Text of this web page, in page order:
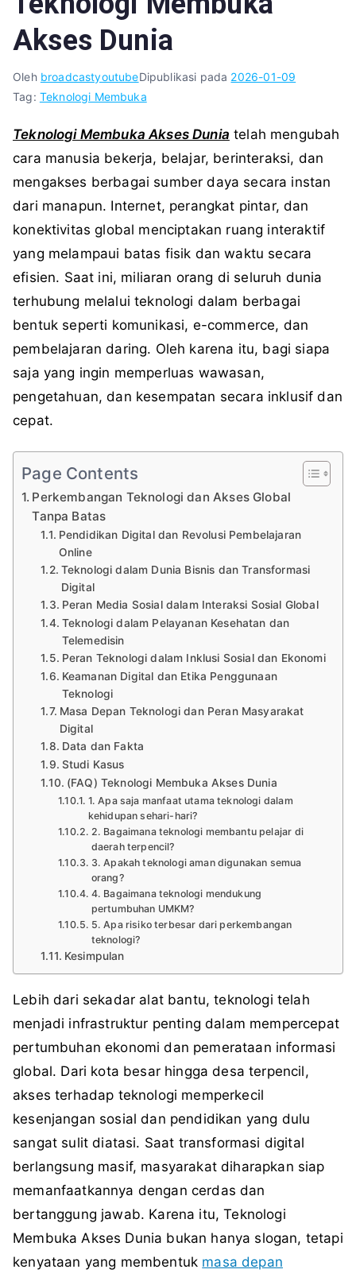
Akses Dunia
Oleh broadcastyoutubeDipublikasi pada 2026-01-09
Tag: Teknologi Membuka
Teknologi Membuka Akses Dunia telah mengubah
cara manusia bekerja, belajar, berinteraksi, dan
mengakses berbagai sumber daya secara instan
dari manapun. Internet, perangkat pintar, dan
konektivitas global menciptakan ruang interaktif
yang melampaui batas fisik dan waktu secara
efisien. Saat ini, miliaran orang di seluruh dunia
terhubung melalui teknologi dalam berbagai
bentuk seperti komunikasi, e-commerce, dan
pembelajaran daring. Oleh karena itu, bagi siapa
saja yang ingin memperluas wawasan,
pengetahuan, dan kesempatan secara inklusif dan
cepat.
Page Contents
Perkembangan Teknologi dan Akses Global
Tanpa Batas
Pendidikan Digital dan Revolusi Pembelajaran
Online
Teknologi dalam Dunia Bisnis dan Transformasi
Digital
Peran Media Sosial dalam Interaksi Sosial Global
Teknologi dalam Pelayanan Kesehatan dan
Telemedisin
Peran Teknologi dalam Inklusi Sosial dan Ekonomi
Keamanan Digital dan Etika Penggunaan
Teknologi
Masa Depan Teknologi dan Peran Masyarakat
Digital
Data dan Fakta
Studi Kasus
(FAQ) Teknologi Membuka Akses Dunia
1. Apa saja manfaat utama teknologi dalam
kehidupan sehari-hari?
2. Bagaimana teknologi membantu pelajar di
daerah terpencil?
3. Apakah teknologi aman digunakan semua
orang?
4. Bagaimana teknologi mendukung
pertumbuhan UMKM?
5. Apa risiko terbesar dari perkembangan
teknologi?
Kesimpulan
Lebih dari sekadar alat bantu, teknologi telah
menjadi infrastruktur penting dalam mempercepat
pertumbuhan ekonomi dan pemerataan informasi
global. Dari kota besar hingga desa terpencil,
akses terhadap teknologi memperkecil
kesenjangan sosial dan pendidikan yang dulu
sangat sulit diatasi. Saat transformasi digital
berlangsung masif, masyarakat diharapkan siap
memanfaatkannya dengan cerdas dan
bertanggung jawab. Karena itu, Teknologi
Membuka Akses Dunia bukan hanya slogan, tetapi
kenyataan yang membentuk masa depan